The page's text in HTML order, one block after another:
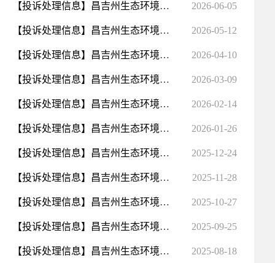
【投诉处理信息】昌吉州生态环境局2026年5月信访公开明细表 2026-06-05
【投诉处理信息】昌吉州生态环境局2026年4月信访公开明细表 2026-05-12
【投诉处理信息】昌吉州生态环境局2026年3月信访公开明细表 2026-04-10
【投诉处理信息】昌吉州生态环境局2026年2月信访公开明细表 2026-03-09
【投诉处理信息】昌吉州生态环境局2026年1月信访公开明细表 2026-02-14
【投诉处理信息】昌吉州生态环境局2025年12月信访公开明细表 2026-01-26
【投诉处理信息】昌吉州生态环境局2025年11月信访公开明细表 2025-12-24
【投诉处理信息】昌吉州生态环境局2025年10月信访公开明细表 2025-11-28
【投诉处理信息】昌吉州生态环境局2025年9月信访公开明细表 2025-10-27
【投诉处理信息】昌吉州生态环境局2025年8月信访公开明细表 2025-09-25
【投诉处理信息】昌吉州生态环境局2025年7月信访公开明细表 2025-08-18